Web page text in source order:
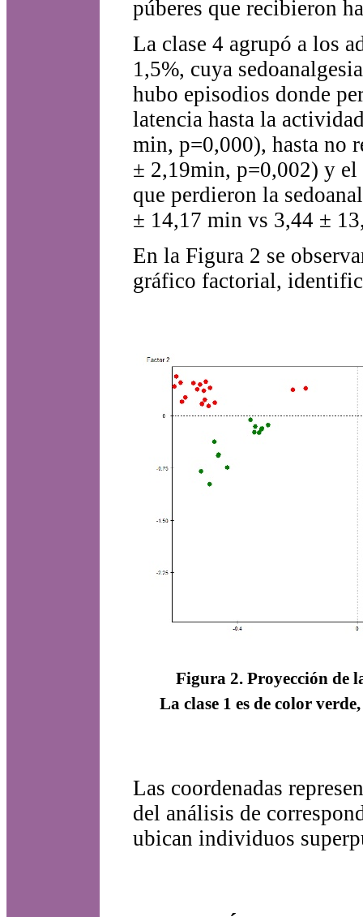
púberes que recibieron
La clase 4 agrupó a los
1,5%, cuya
hubo episodios donde
latencia hasta la
min, p=0,000), hasta no
± 2,19min, p=0,002) y el
que perdieron la
± 14,17 min vs 3,44 ±
En la Figura 2 se
gráfico factorial,
Figura 2. Proyección de
La clase 1 es de color
Las coordenadas
del análisis de
ubican individuos